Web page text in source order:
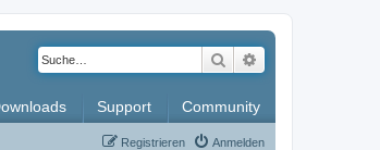
Suche
Support Community
Anmelden
Registrieren